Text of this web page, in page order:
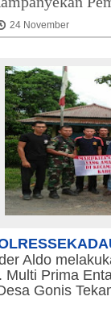
24 November
Aldo
Multi Prima
Gonis